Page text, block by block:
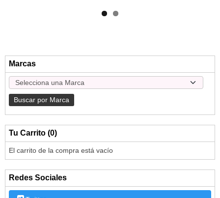
Marcas
Tu Carrito (0)
El carrito de la compra está vacío
Redes Sociales